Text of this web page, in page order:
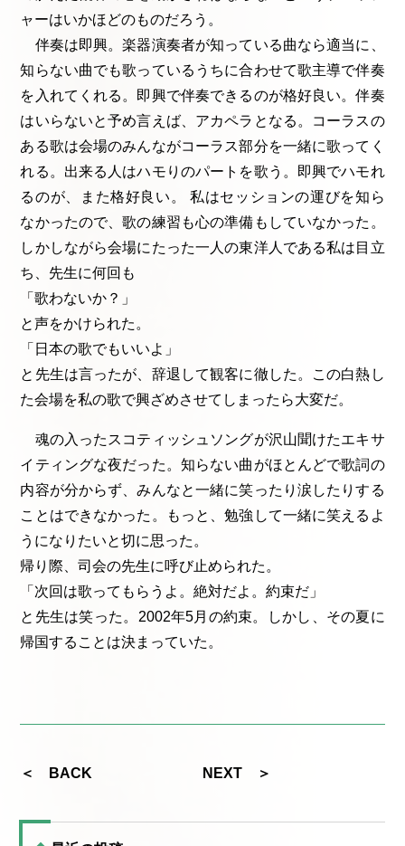
ャーはいかほどのものだろう。
伴奏は即興。楽器演奏者が知っている曲なら適当に、
知らない曲でも歌っているうちに合わせて歌主導で伴奏
を入れてくれる。即興で伴奏できるのが格好良い。伴奏
はいらないと予め言えば、アカペラとなる。コーラスの
ある歌は会場のみんながコーラス部分を一緒に歌ってく
れる。出来る人はハモりのパートを歌う。即興でハモれ
るのが、また格好良い。 私はセッションの運びを知ら
なかったので、歌の練習も心の準備もしていなかった。
しかしながら会場にたった一人の東洋人である私は目立
ち、先生に何回も
「歌わないか？」
と声をかけられた。
「日本の歌でもいいよ」
と先生は言ったが、辞退して観客に徹した。この白熱し
た会場を私の歌で興ざめさせてしまったら大変だ。
魂の入ったスコティッシュソングが沢山聞けたエキサ
イティングな夜だった。知らない曲がほとんどで歌詞の
内容が分からず、みんなと一緒に笑ったり涙したりする
ことはできなかった。もっと、勉強して一緒に笑えるよ
うになりたいと切に思った。
帰り際、司会の先生に呼び止められた。
「次回は歌ってもらうよ。絶対だよ。約束だ」
と先生は笑った。2002年5月の約束。しかし、その夏に
帰国することは決まっていた。
＜ BACK NEXT ＞